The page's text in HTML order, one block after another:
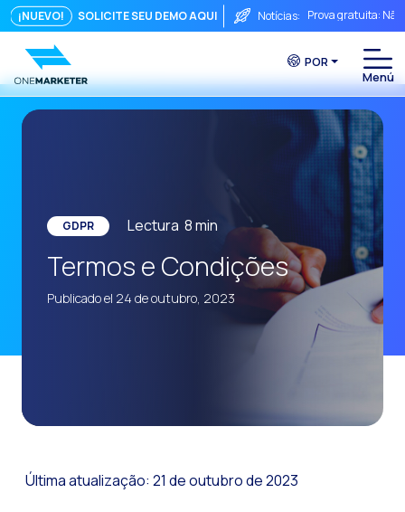
¡NUEVO! SOLICITE SEU DEMO AQUI Notícias: Prova gratuita:
Touchpoints: A
Do chat à
A conversa
Integrar não é
O ROI de uma
Conversational
WhatsApp não é
O fim do funil
Maximizando o
Como um
Funcionalidades-
POR
GDPR Lectura 8min
Termos e Condições
Publicado el 24 de outubro, 2023
Última atualização: 21 de outubro de 2023